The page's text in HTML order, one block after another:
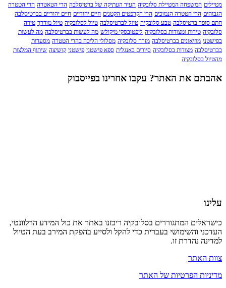
מטיילים המשפחה המטיילת סלובקיה העיר העתיקה של ברטיסלבה הרי הטאטרה הרי הטטרה
הגבוהים הרי הטטרה הנמוכים הרי הקרפטים הקטנים חיים יהודיים חיים יהודיים בברטיסלבה
חתם סופר ברטיסלבה טבע סלובקיה טיול לברטיסלבה טיול לסלובקיה טיול מודרך טירה
סלובקיה טירות ומצודות בסלובקיה ליפטובסקי מיקולש מה לעשות בברטיסלבה מה לעשות
בפישטני מוזיאונים בברטיסלבה מזרח סלובקיה מסלולי הליכה בהרי הטטרה מסעדות
בברטיסלבה מצודות בסלובקיה סיורים באנגלית ספא פישטני פישטני קושיצה שיתוף המלצות
מהטיול בסלובקיה
אהבתם את האתר? עקבו אחרינו בפייסבוק
עלינו
כישראלים המתגוררים בסלובקיה ריכזנו באתר את כול המידע הרלוונטי,
העדכני והשימושי בעברית כדי להקל ולסייע בהפקת המירב בעת הטיול
למדינה נהדרת זו.
צוות האתר
מדיניות הפרטיות של האתר